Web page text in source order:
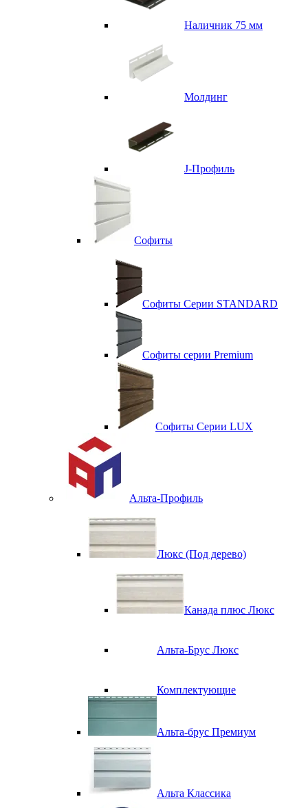
Наличник 75 мм
Молдинг
J-Профиль
Софиты
Софиты Серии STANDARD
Софиты серии Premium
Софиты Серии LUX
Альта-Профиль
Люкс (Под дерево)
Канада плюс Люкс
Альта-Брус Люкс
Комплектующие
Альта-брус Премиум
Альта Классика